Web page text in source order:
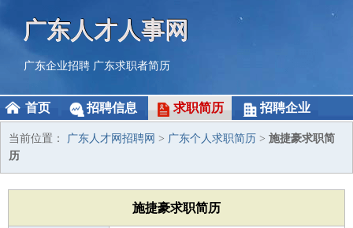
广东人才人事网
广东企业招聘 广东求职者简历
首页 招聘信息 求职简历 招聘企业
当前位置： 广东人才网招聘网 > 广东个人求职简历 > 施捷豪求职简
历
施捷豪求职简历